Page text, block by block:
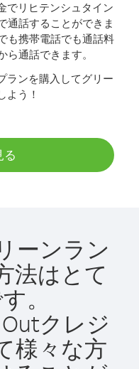
でリヒテンシュタイン
通話することができま
も携帯電話でも通話料
ら通話できます。
ランを購入してグリー
よう！
る
ーンラン
法はとて
。
クレジ
様々な方